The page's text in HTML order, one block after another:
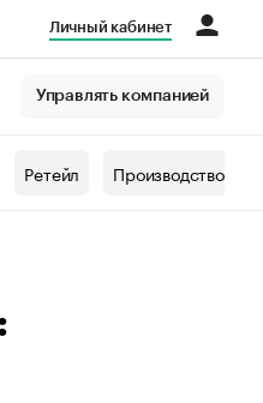
Личный кабинет
Управлять компанией
Ретейл Производство